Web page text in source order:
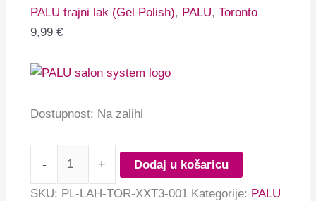
PALU trajni lak (Gel Polish), PALU,Toronto
9,99€
Dostupnost: Na zalihi
- + Dodaj u košaricu
SKU: PL-LAH-TOR-XXT3-001 Kategorije: PALU